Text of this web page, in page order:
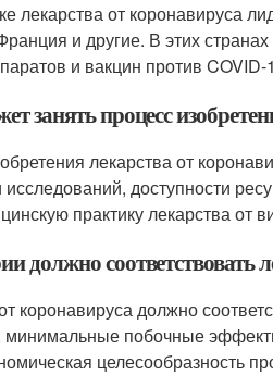
лекарства от коронавируса
и другие. В этих
и вакцин против COVID-
занять процесс
лекарства от
доступности
практику лекарства от
должно соответствовать
коронавируса должно
минимальные побочные
целесообразность